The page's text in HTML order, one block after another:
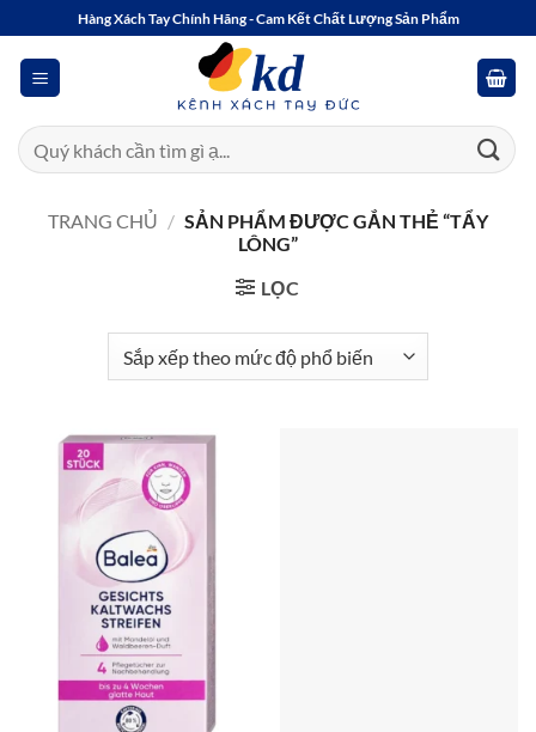
qua
dung
Hàng Xách Tay Chính Hãng - Cam Kết Chất Lượng Sản Phẩm
Tìm
kiếm:
TRANG CHỦ / SẢN PHẨM ĐƯỢC GẮN THẺ “TẨY
LÔNG”
LỌC